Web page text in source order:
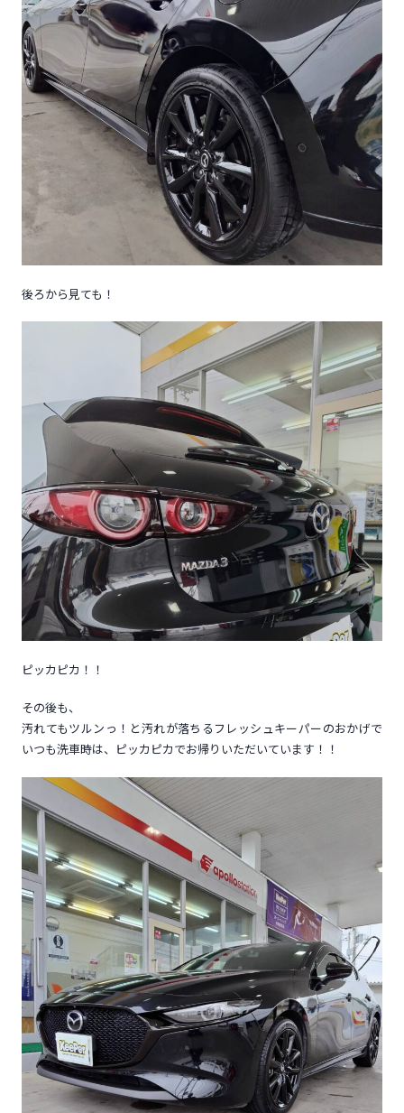
後ろから見ても！
ピッカピカ！！
その後も、
汚れてもツルンっ！と汚れが落ちるフレッシュキーパーのおかげで
いつも洗車時は、ピッカピカでお帰りいただいています！！